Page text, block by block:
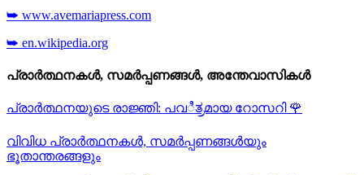
➥ www.avemariapress.com
➥ en.wikipedia.org
പ്രാർത്ഥനകൾ, സമർപ്പണങ്ങൾ, അന്തേവാസികൾ
പ്രാർത്ഥനയുടെ രാജ്ഞി: പവಿತ್ರമായ റോസറി 🌹
വിവിധ പ്രാർത്ഥനകൾ, സമർപ്പണങ്ങൾയും
ഭൂതാന്തരങ്ങളും